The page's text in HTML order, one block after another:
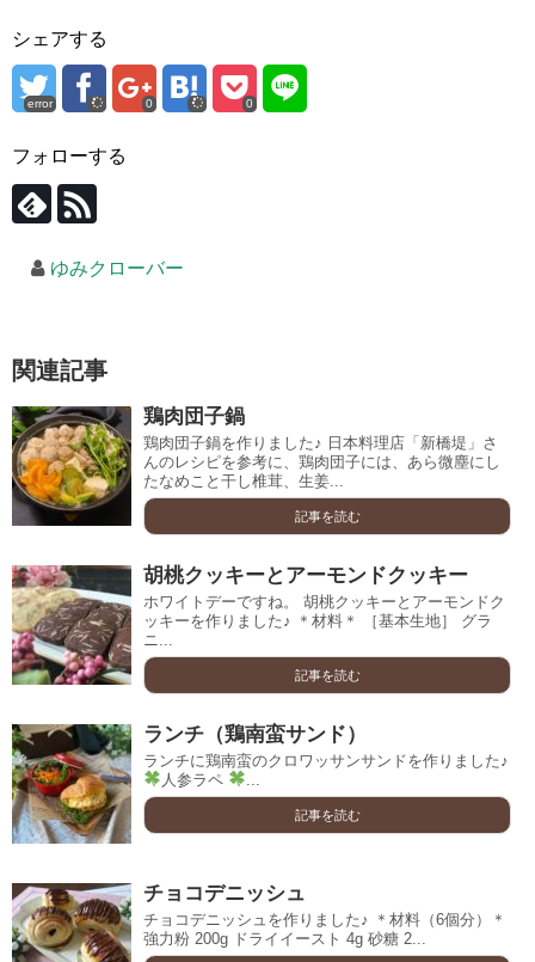
シェアする
error 0 0
フォローする
ゆみクローバー
関連記事
鶏肉団子鍋
鶏肉団子鍋を作りました♪ 日本料理店「新橋堤」さ
んのレシピを参考に、鶏肉団子には、あら微塵にし
たなめこと干し椎茸、生姜...
記事を読む
胡桃クッキーとアーモンドクッキー
ホワイトデーですね。 胡桃クッキーとアーモンドク
ッキーを作りました♪ ＊材料＊ ［基本生地］ グラ
ニ...
記事を読む
ランチ（鶏南蛮サンド）
ランチに鶏南蛮のクロワッサンサンドを作りました♪
人参ラペ
記事を読む
チョコデニッシュ
チョコデニッシュを作りました♪ ＊材料（6個分）＊
強力粉 200g ドライイースト 4g 砂糖 2...